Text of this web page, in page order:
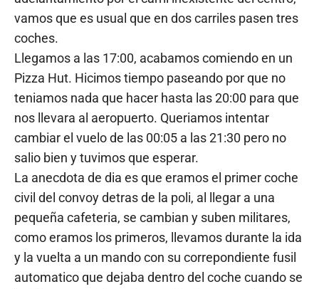
vamos que es usual que en dos carriles pasen tres
coches.
Llegamos a las 17:00, acabamos comiendo en un
Pizza Hut. Hicimos tiempo paseando por que no
teniamos nada que hacer hasta las 20:00 para que
nos llevara al aeropuerto. Queriamos intentar
cambiar el vuelo de las 00:05 a las 21:30 pero no
salio bien y tuvimos que esperar.
La anecdota de dia es que eramos el primer coche
civil del convoy detras de la poli, al llegar a una
pequeña cafeteria, se cambian y suben militares,
como eramos los primeros, llevamos durante la ida
y la vuelta a un mando con su correpondiente fusil
automatico que dejaba dentro del coche cuando se